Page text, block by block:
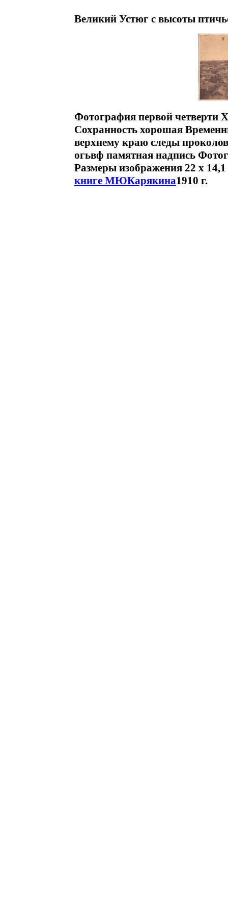
Великий Устюг с высоты
Фотография первой четверти
Сохранность хорошая
верхнему краю следы
огьвф памятная надпись
Размеры изображения 22 х
книге МЮКарякина1910 г.